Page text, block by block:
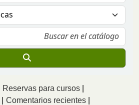
Reservas para cursos
Comentarios recientes